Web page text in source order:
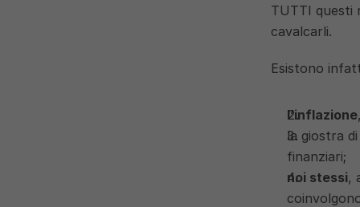
TUTTI questi
cavalcarli.
Esistono
l’inflazione
la giostra
finanziari;
noi stessi,